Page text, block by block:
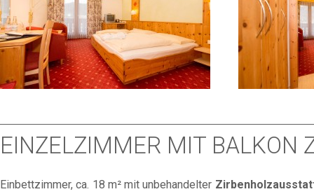
EINZELZIMMER MIT BALKON
Einbettzimmer, ca. 18 m² mit unbehandelter